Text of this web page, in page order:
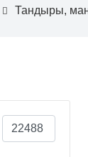
Тандыры,